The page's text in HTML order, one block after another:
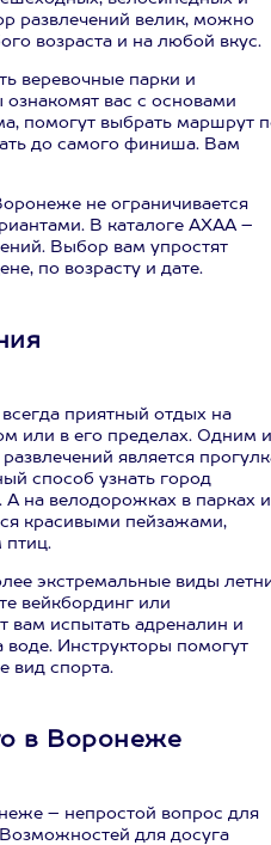
развлечений велик, можно
возраста и на любой вкус.
веревочные парки и
вас с основами
помогут выбрать маршрут
до самого финиша. Вам
не ограничивается
В каталоге АХАА –
Выбор вам упростят
по возрасту и дате.
приятный отдых на
или в его пределах. Одним
является
способ узнать город
А на велодорожках в парках и
красивыми пейзажами,
птиц.
экстремальные виды
вейкбординг или
вам испытать адреналин и
воде. Инструкторы помогут
вид спорта.
в Воронеже
– непростой вопрос для
для досуга